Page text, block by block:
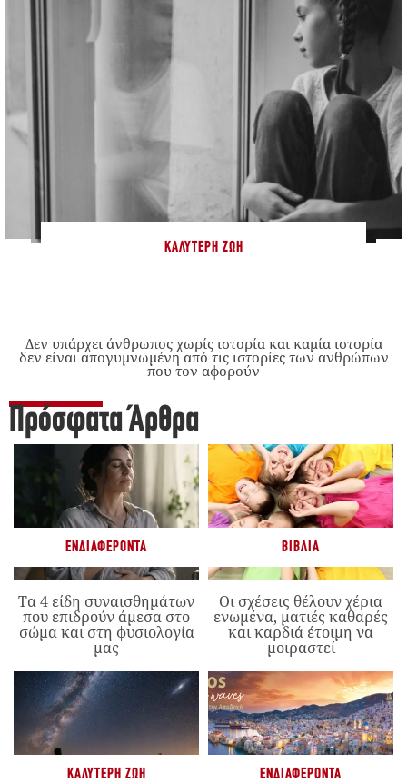
ΚΑΛΎΤΕΡΗ ΖΩΉ
Δεν υπάρχει άνθρωπος χωρίς ιστορία και καμία ιστορία
δεν είναι απογυμνωμένη από τις ιστορίες των ανθρώπων
που τον αφορούν
Πρόσφατα Άρθρα
ΕΝΔΙΑΦΈΡΟΝΤΑ
Τα 4 είδη συναισθημάτων
που επιδρούν άμεσα στο
σώμα και στη φυσιολογία
μας
ΒΙΒΛΊΑ
Οι σχέσεις θέλουν χέρια
ενωμένα, ματιές καθαρές
και καρδιά έτοιμη να
μοιραστεί
ΚΑΛΎΤΕΡΗ ΖΩΉ ΕΝΔΙΑΦΈΡΟΝΤΑ